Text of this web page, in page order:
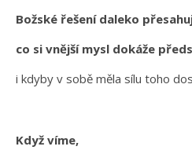
Božské řešení daleko
co si vnější mysl dokáže
i kdyby v sobě měla sílu toho
Když víme,